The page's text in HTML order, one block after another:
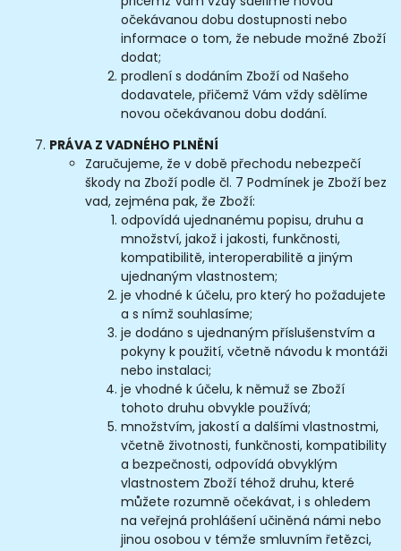
očekávanou dobu dostupnosti nebo
informace o tom, že nebude možné Zboží
dodat;
prodlení s dodáním Zboží od Našeho
dodavatele, přičemž Vám vždy sdělíme
novou očekávanou dobu dodání.
PRÁVA Z VADNÉHO PLNĚNÍ
Zaručujeme, že v době přechodu nebezpečí
škody na Zboží podle čl. 7 Podmínek je Zboží bez
vad, zejména pak, že Zboží:
odpovídá ujednanému popisu, druhu a
množství, jakož i jakosti, funkčnosti,
kompatibilitě, interoperabilitě a jiným
ujednaným vlastnostem;
je vhodné k účelu, pro který ho požadujete
a s nímž souhlasíme;
je dodáno s ujednaným příslušenstvím a
pokyny k použití, včetně návodu k montáži
nebo instalaci;
je vhodné k účelu, k němuž se Zboží
tohoto druhu obvykle používá;
množstvím, jakostí a dalšími vlastnostmi,
včetně životnosti, funkčnosti, kompatibility
a bezpečnosti, odpovídá obvyklým
vlastnostem Zboží téhož druhu, které
můžete rozumně očekávat, i s ohledem
na veřejná prohlášení učiněná námi nebo
jinou osobou v témže smluvním řetězci,